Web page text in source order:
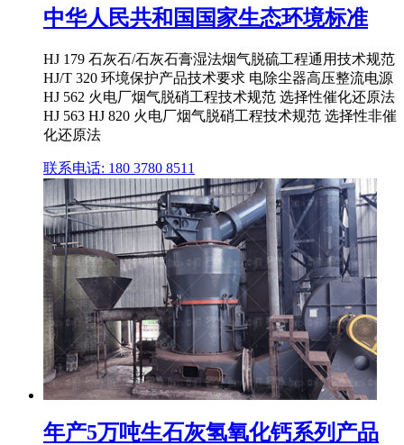
中华人民共和国国家生态环境标准
HJ 179 石灰石/石灰石膏湿法烟气脱硫工程通用技术规范
HJ/T 320 环境保护产品技术要求 电除尘器高压整流电源
HJ 562 火电厂烟气脱硝工程技术规范 选择性催化还原法
HJ 563 HJ 820 火电厂烟气脱硝工程技术规范 选择性非催
化还原法
联系电话: 180 3780 8511
年产5万吨生石灰氢氧化钙系列产品